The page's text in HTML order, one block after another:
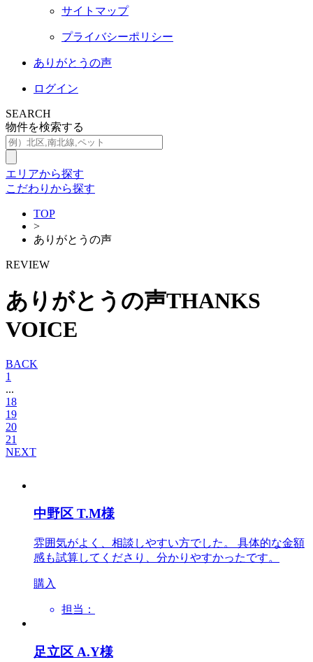
サイトマップ
プライバシーポリシー
ありがとうの声
ログイン
SEARCH
物件を検索する
エリアから探す
こだわりから探す
TOP
>
ありがとうの声
REVIEW
ありがとうの声THANKS
VOICE
BACK
1
...
18
19
20
21
NEXT
中野区 T.M様
雰囲気がよく、相談しやすい方でした。 具体的な金額
感も試算してくださり、分かりやすかったです。
購入
担当：
足立区 A.Y様